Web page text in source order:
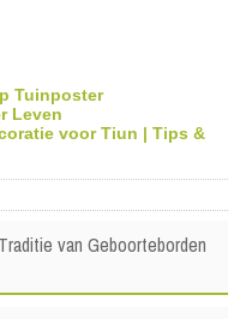
Tuinposter
Leven
voor Tiun | Tips &
van Geboorteborden